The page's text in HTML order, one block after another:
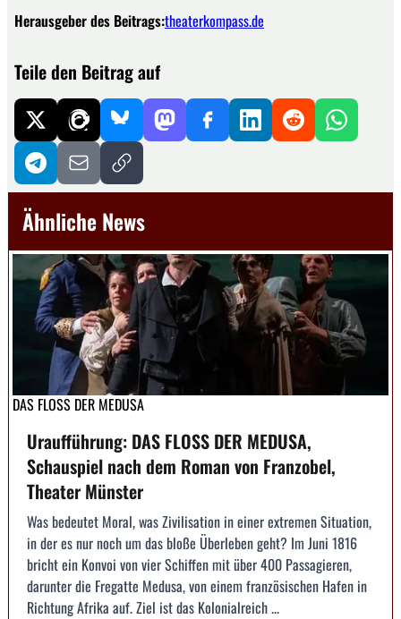
Herausgeber des Beitrags:theaterkompass.de
Teile den Beitrag auf
Ähnliche News
DAS FLOSS DER MEDUSA
Uraufführung: DAS FLOSS DER MEDUSA,
Schauspiel nach dem Roman von Franzobel,
Theater Münster
Was bedeutet Moral, was Zivilisation in einer extremen Situation,
in der es nur noch um das bloße Überleben geht? Im Juni 1816
bricht ein Konvoi von vier Schiffen mit über 400 Passagieren,
darunter die Fregatte Medusa, von einem französischen Hafen in
Richtung Afrika auf. Ziel ist das Kolonialreich ...